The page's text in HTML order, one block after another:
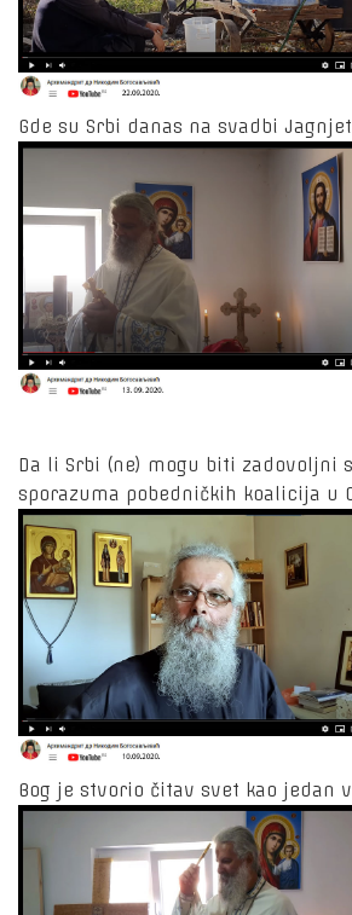
Gde su Srbi danas na svadbi
Da li Srbi (ne) mogu biti zadovoljni
sporazuma pobedničkih koalicija u
Bog je stvorio čitav svet kao jedan